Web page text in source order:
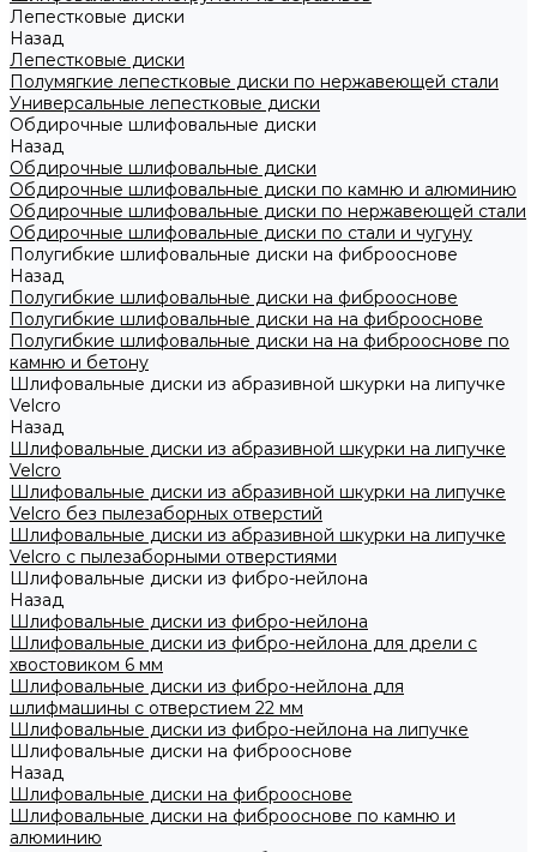
Лепестковые диски
Назад
Лепестковые диски
Полумягкие лепестковые диски по нержавеющей стали
Универсальные лепестковые диски
Обдирочные шлифовальные диски
Назад
Обдирочные шлифовальные диски
Обдирочные шлифовальные диски по камню и алюминию
Обдирочные шлифовальные диски по нержавеющей стали
Обдирочные шлифовальные диски по стали и чугуну
Полугибкие шлифовальные диски на фиброоснове
Назад
Полугибкие шлифовальные диски на фиброоснове
Полугибкие шлифовальные диски на на фиброоснове
Полугибкие шлифовальные диски на на фиброоснове по
камню и бетону
Шлифовальные диски из абразивной шкурки на липучке
Velcro
Назад
Шлифовальные диски из абразивной шкурки на липучке
Velcro
Шлифовальные диски из абразивной шкурки на липучке
Velcro без пылезаборных отверстий
Шлифовальные диски из абразивной шкурки на липучке
Velcro с пылезаборными отверстиями
Шлифовальные диски из фибро-нейлона
Назад
Шлифовальные диски из фибро-нейлона
Шлифовальные диски из фибро-нейлона для дрели с
хвостовиком 6 мм
Шлифовальные диски из фибро-нейлона для
шлифмашины с отверстием 22 мм
Шлифовальные диски из фибро-нейлона на липучке
Шлифовальные диски на фиброоснове
Назад
Шлифовальные диски на фиброоснове
Шлифовальные диски на фиброоснове по камню и
алюминию